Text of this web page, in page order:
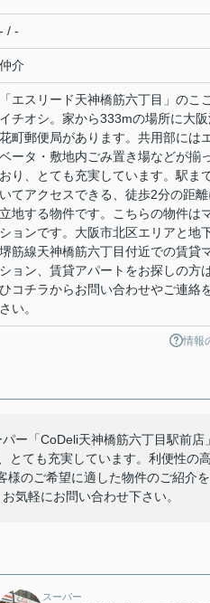
- / -
仲介
「エスリード天神橋筋六丁目」のこ
イチオシ。家から333mの場所に大阪
花町郵便局があります。共用部には
ベータ・敷地内ごみ置き場などが揃
おり、とても充実しています。駅ま
いてアクセスできる、徒歩2分の距離
立地する物件です。こちらの物件は
ションです。大阪市北区エリアと地
堺筋線天神橋筋六丁目付近での賃貸
ション、賃貸アパートをお探しの方
ひコチラからお問い合わせやご連絡
さい。
情報
ー「CoDeli天神橋筋六丁目駅前店」
とても充実しています。利便性の高
様のご希望に適した物件のご紹介を
気軽にお問い合わせ下さい。
スーパー